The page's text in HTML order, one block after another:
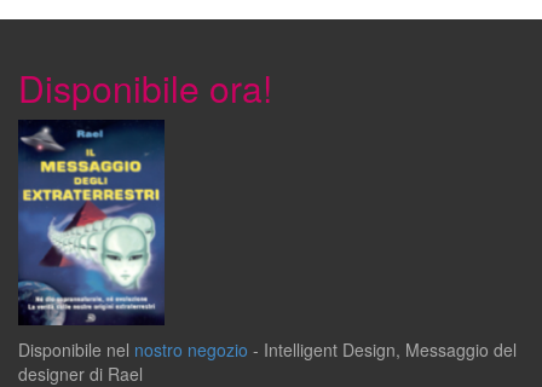
Disponibile ora!
Disponibile nel nostro negozio - Intelligent Design, Messaggio del
designer di Rael